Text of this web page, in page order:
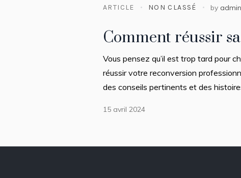
ARTICLE NON CLASSÉ by admin
Comment réussir
Vous pensez qu’il est trop tard pour
réussir votre reconversion
des conseils pertinents et des
15 avril 2024